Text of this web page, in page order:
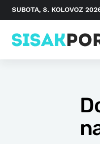
SUBOTA, 8. KOLOVOZ